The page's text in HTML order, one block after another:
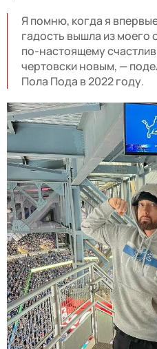
Я помню, когда я
гадость вышла из моего
по-настоящему
чертовски новым, —
Пола Пода в 2022 году.